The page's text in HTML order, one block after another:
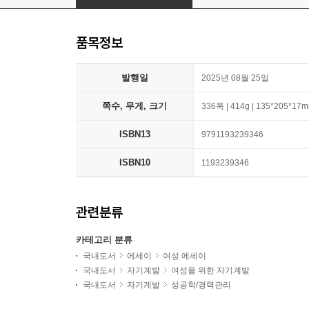
품목정보
발행일 2025년 08월 25일
쪽수, 무게, 크기 336쪽 | 414g |
ISBN13 9791193239346
ISBN10 1193239346
관련분류
카테고리 분류
국내도서 에세이
여성 에세이
국내도서
자기계발
여성을 위한 자기계발
국내도서
자기계발 성공학/경력관리